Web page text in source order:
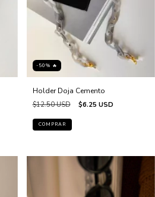
-50% 🔥
Holder Doja Cemento
$12.50 USD $6.25 USD